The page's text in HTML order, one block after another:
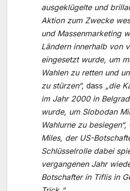
ausgeklügelte und
Aktion zum Zwecke
und Massenmarketing
Ländern innerhalb von
eingesetzt wurde, um
Wahlen zu retten und
zu stürzen“, dass „die
im Jahr 2000 in
wurde, um Slobodan
Wahlurne zu besiegen“,
Miles, der US-
Schlüsselrolle dabei
vergangenen Jahr
Botschafter in Tiflis in